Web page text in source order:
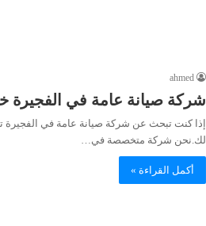
ahmed
شركة صيانة عامة في الفجيرة خصم
إذا كنت تبحث عن شركة صيانة عامة في الفجيرة
لك.نحن شركة متخصصة في…
أكمل القراءة »